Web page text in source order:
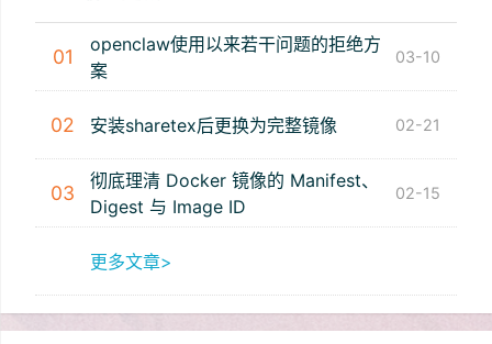
01
openclaw使用以来若干问题的拒绝方
案
03-10
02 安装sharetex后更换为完整镜像 02-21
03
彻底理清 Docker 镜像的 Manifest、
Digest 与 Image ID
02-15
更多文章>